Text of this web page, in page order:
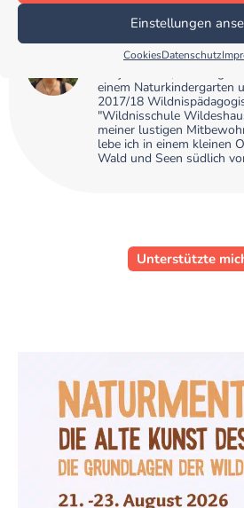
Einstellungen
CookiesDatenschutz
Stephanie Blesene
einem Naturkindergarten
2017/18
"Wildnisschule
meiner lustigen
lebe ich in einem kleinen
Wald und Seen südlich
Unterstützte